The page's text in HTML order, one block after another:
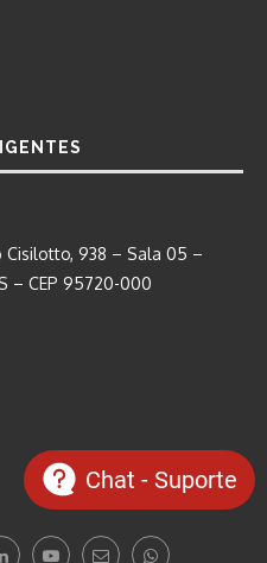
Cisilotto, 938 – Sala 05 –
– CEP 95720-000
Chat - Suporte